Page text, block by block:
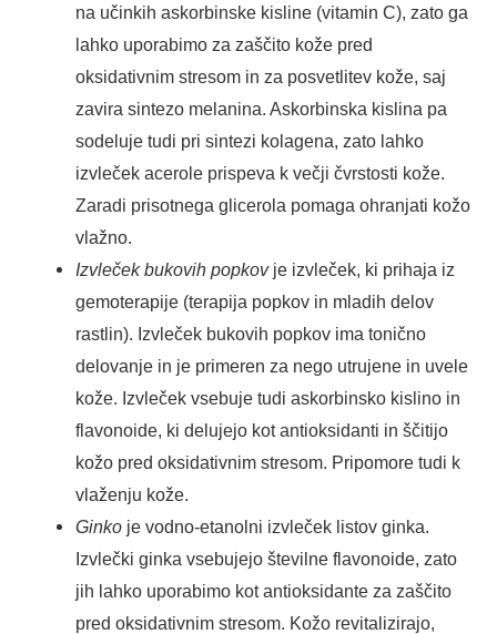
na učinkih askorbinske kisline (vitamin C), zato ga
lahko uporabimo za zaščito kože pred
oksidativnim stresom in za posvetlitev kože, saj
zavira sintezo melanina. Askorbinska kislina pa
sodeluje tudi pri sintezi kolagena, zato lahko
izvleček acerole prispeva k večji čvrstosti kože.
Zaradi prisotnega glicerola pomaga ohranjati kožo
vlažno.
Izvleček bukovih popkov je izvleček, ki prihaja iz
gemoterapije (terapija popkov in mladih delov
rastlin). Izvleček bukovih popkov ima tonično
delovanje in je primeren za nego utrujene in uvele
kože. Izvleček vsebuje tudi askorbinsko kislino in
flavonoide, ki delujejo kot antioksidanti in ščitijo
kožo pred oksidativnim stresom. Pripomore tudi k
vlaženju kože.
Ginko je vodno-etanolni izvleček listov ginka.
Izvlečki ginka vsebujejo številne flavonoide, zato
jih lahko uporabimo kot antioksidante za zaščito
pred oksidativnim stresom. Kožo revitalizirajo,